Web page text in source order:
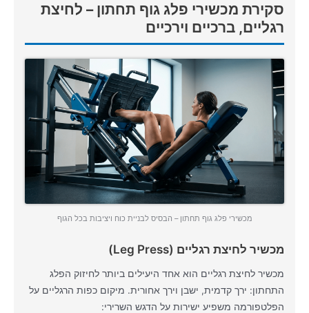
סקירת מכשירי פלג גוף תחתון – לחיצת
רגליים, ברכיים וירכיים
מכשירי פלג גוף תחתון – הבסיס לבניית כוח ויציבות בכל הגוף
מכשיר לחיצת רגליים (Leg Press)
מכשיר לחיצת רגליים הוא אחד היעילים ביותר לחיזוק הפלג
התחתון: ירך קדמית, ישבן וירך אחורית. מיקום כפות הרגליים על
הפלטפורמה משפיע ישירות על הדגש השרירי: